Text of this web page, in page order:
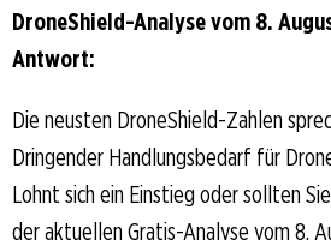
DroneShield-Analyse vom 8.
Antwort:
Die neusten DroneShield-Zahlen
Dringender Handlungsbedarf für
Lohnt sich ein Einstieg oder sollten
der aktuellen Gratis-Analyse vom 8.